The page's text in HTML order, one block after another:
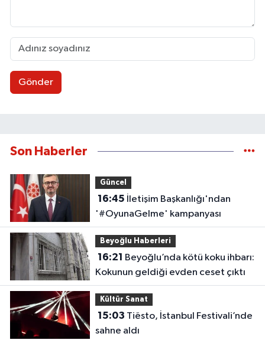
Gönder
Son Haberler
Güncel
16:45
'#OyunaGelme' kampanyası
Beyoğlu Haberleri
16:21
Kokunun geldiği evden ceset çıktı
Kültür Sanat
15:03
sahne aldı